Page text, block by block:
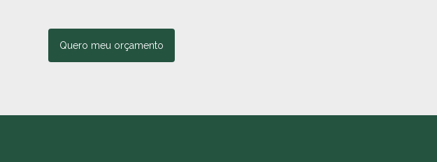
Quero meu orçamento